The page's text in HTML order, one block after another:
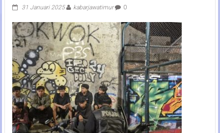
31 Januari 2025 kabarjawatimur 0